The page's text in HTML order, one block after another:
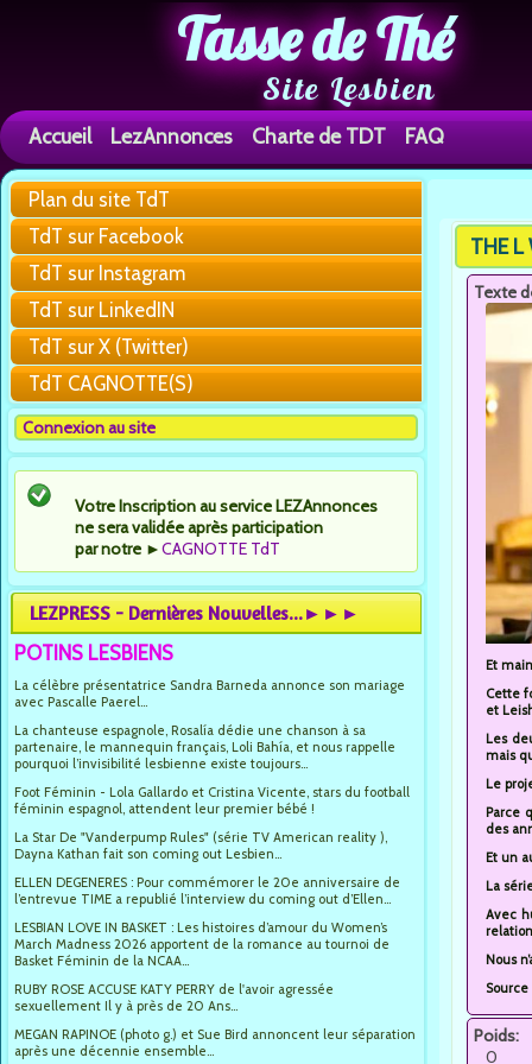
Tasse de Thé
Site Lesbien
Accueil LezAnnonces Charte de TDT FAQ
Plan du site TdT
TdT sur Facebook
TdT sur Instagram
TdT sur LinkedIN
TdT sur X (Twitter)
TdT CAGNOTTE(S)
Connexion au site
Votre Inscription au service LEZAnnonces
ne sera validée après participation
par notre ►CAGNOTTE TdT
LEZPRESS - Dernières Nouvelles...►►►
POTINS LESBIENS
La célèbre présentatrice Sandra Barneda annonce son mariage
avec Pascalle Paerel...
La chanteuse espagnole, Rosalía dédie une chanson à sa
partenaire, le mannequin français, Loli Bahía, et nous rappelle
pourquoi l’invisibilité lesbienne existe toujours...
Foot Féminin - Lola Gallardo et Cristina Vicente, stars du football
féminin espagnol, attendent leur premier bébé !
La Star De "Vanderpump Rules" (série TV American reality ),
Dayna Kathan fait son coming out Lesbien...
ELLEN DEGENERES : Pour commémorer le 20e anniversaire de
l’entrevue TIME a republié l’interview du coming out d’Ellen...
LESBIAN LOVE IN BASKET : Les histoires d’amour du Women’s
March Madness 2026 apportent de la romance au tournoi de
Basket Féminin de la NCAA...
RUBY ROSE ACCUSE KATY PERRY de l'avoir agressée
sexuellement Il y à près de 20 Ans...
MEGAN RAPINOE (photo g.) et Sue Bird annoncent leur séparation
après une décennie ensemble...
You are
THE
Texte
Et
Cette
et
Les
mais
Le
Parce
des
Et un
La
Avec
Nous
Poids:
0